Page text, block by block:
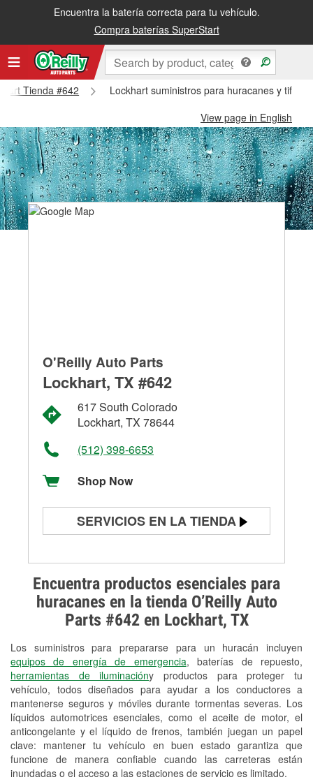
Encuentra la batería correcta para tu vehículo.
Compra baterías SuperStart
Tienda #642
Lockhart suministros para huracanes y
View page in English
Encuentra productos esenciales para
huracanes en la tienda O’Reilly Auto
Parts #642 en Lockhart, TX
Los suministros para prepararse para un huracán incluyen
equipos de energía de emergencia, baterías de repuesto,
herramientas de iluminacióny productos para proteger tu
vehículo, todos diseñados para ayudar a los conductores a
mantenerse seguros y móviles durante tormentas severas. Los
líquidos automotrices esenciales, como el aceite de motor, el
anticongelante y el líquido de frenos, también juegan un papel
clave: mantener tu vehículo en buen estado garantiza que
funcione de manera confiable cuando las carreteras están
inundadas o el acceso a las estaciones de servicio es limitado.
O'Reilly Auto Parts
Lockhart, TX #642
617 South Colorado
Lockhart, TX 78644
(512) 398-6653
Shop Now
SERVICIOS EN LA TIENDA
Prueba de alternadores y
arrancadores
Revisión de la luz "Check Engine"
Reciclaje de baterías y aceite
Instalación de bombillas de faros
Instalación de limpiaparabrisas
Programa de Préstamo de
Herramientas
Rectificación de tambores y discos de